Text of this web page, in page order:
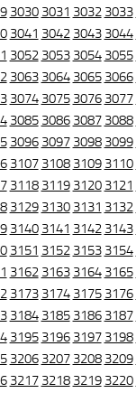
3030 3031 3032 3033
3041 3042 3043 3044
3052 3053 3054 3055
3063 3064 3065 3066
3074 3075 3076 3077
3085 3086 3087 3088
3096 3097 3098 3099
3107 3108 3109 3110
3118 3119 3120 3121
3129 3130 3131 3132
3140 3141 3142 3143
3151 3152 3153 3154
3162 3163 3164 3165
3173 3174 3175 3176
3184 3185 3186 3187
3195 3196 3197 3198
3206 3207 3208 3209
3217 3218 3219 3220